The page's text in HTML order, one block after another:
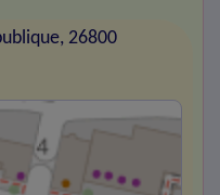
26800